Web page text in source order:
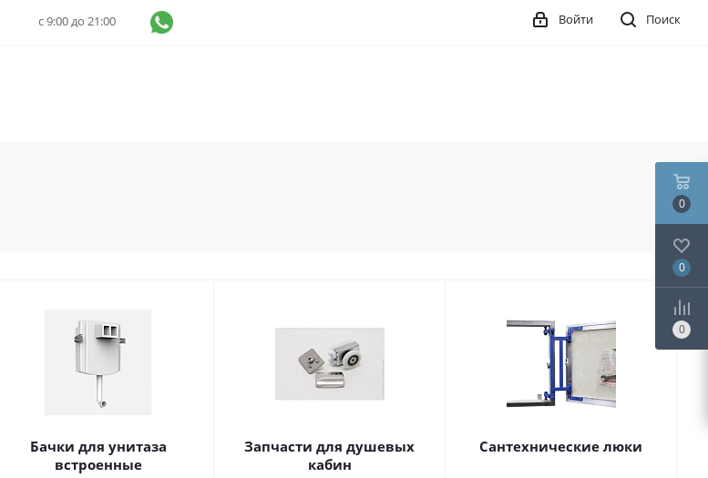
с 9:00 до 21:00 Поиск
Войти
Бачки для унитаза
встроенные
Запчасти для душевых
кабин
Сантехнические люки
0
0
0